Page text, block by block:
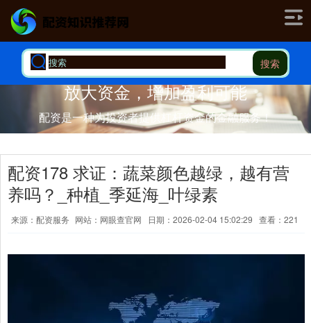
搜索
放大资金，增加盈利可能
配资是一种为投资者提供杠杆资金的金融服务！
配资178 求证：蔬菜颜色越绿，越有营
养吗？_种植_季延海_叶绿素
来源：配资服务 网站：网眼查官网 日期：2026-02-04 15:02:29 查看：221